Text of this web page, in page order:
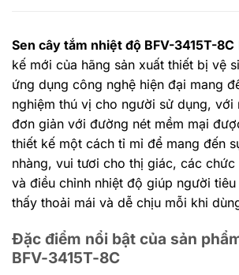
Sen cây tắm nhiệt độ BFV-3415T-8C
kế mới của hãng sản xuất thiết bị vệ
ứng dụng công nghệ hiện đại mang
nghiệm thú vị cho người sử dụng, với
đơn giản với đường nét mềm mại
thiết kế một cách tỉ mỉ để mang đến
nhàng, vui tươi cho thị giác, các
và điều chỉnh nhiệt độ giúp người
thấy thoải mái và dễ chịu mỗi khi
Đặc điểm nổi bật của sản
BFV-3415T-8C